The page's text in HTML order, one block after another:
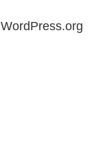
WordPress.org